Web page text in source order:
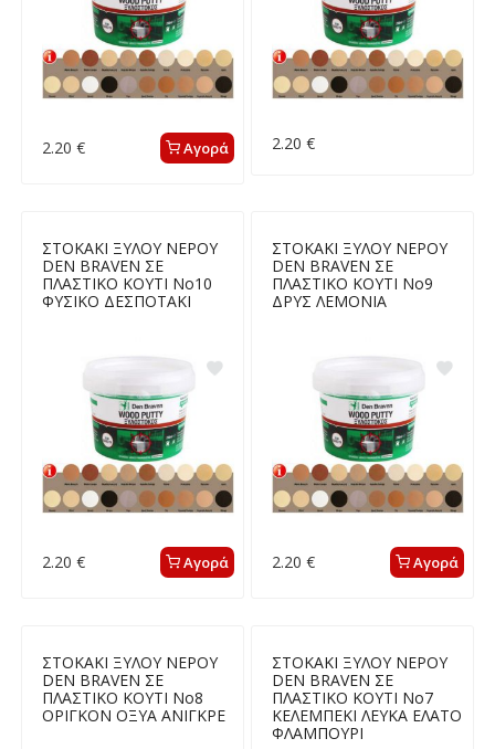
2.20 € Αγορά 2.20 €
ΣΤΟΚΑΚΙ ΞΥΛΟΥ ΝΕΡΟΥ
DEN BRAVEN ΣΕ
ΠΛΑΣΤΙΚΟ ΚΟΥΤΙ Νο10
ΦΥΣΙΚΟ ΔΕΣΠΟΤΑΚΙ
2.20 € Αγορά
ΣΤΟΚΑΚΙ ΞΥΛΟΥ ΝΕΡΟΥ
DEN BRAVEN ΣΕ
ΠΛΑΣΤΙΚΟ ΚΟΥΤΙ Νο9
ΔΡΥΣ ΛΕΜΟΝΙΑ
2.20 € Αγορά
ΣΤΟΚΑΚΙ ΞΥΛΟΥ ΝΕΡΟΥ
DEN BRAVEN ΣΕ
ΠΛΑΣΤΙΚΟ ΚΟΥΤΙ Νο8
ΟΡΙΓΚΟΝ ΟΞΥΑ ΑΝΙΓΚΡΕ
ΣΤΟΚΑΚΙ ΞΥΛΟΥ ΝΕΡΟΥ
DEN BRAVEN ΣΕ
ΠΛΑΣΤΙΚΟ ΚΟΥΤΙ Νο7
ΚΕΛΕΜΠΕΚΙ ΛΕΥΚΑ ΕΛΑΤΟ
ΦΛΑΜΠΟΥΡΙ